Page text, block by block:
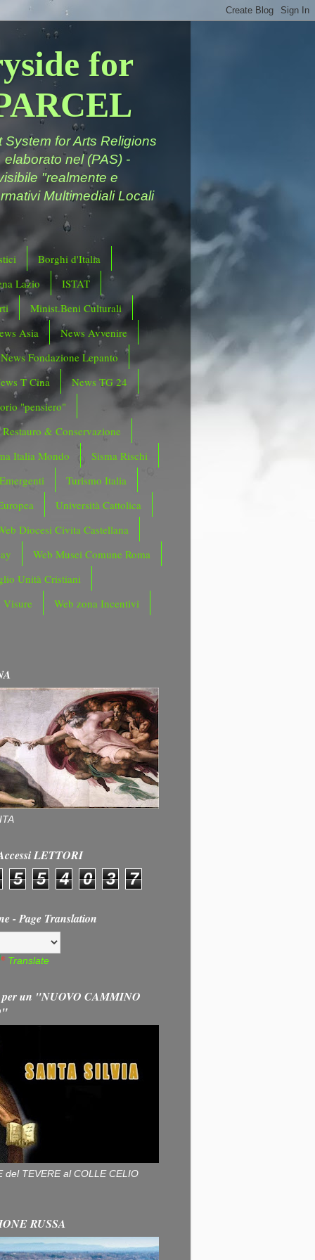
for
for Arts Religions
nel (PAS) -
"realmente e
Multimediali Locali
Borghi d'Italia
Lazio
ISTAT
Minist.Beni Culturali
Asia
News Avvenire
News Fondazione Lepanto
T Cina
News TG 24
"pensiero"
Restauro & Conservazione
Italia Mondo
Sisma Rischi
Turismo Italia
Università Cattolica
Diocesi Civita Castellana
Web Musei Comune Roma
Unità Cristiani
Visure
Web zona Incentivi
LETTORI
5 5 4 0 3 7
- Page Translation
Translate
per un "NUOVO CAMMINO
del TEVERE al COLLE CELIO
RUSSA